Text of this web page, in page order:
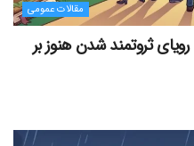
مقالات عمومی
چرا رویای ثروتمند شدن هنوز بر